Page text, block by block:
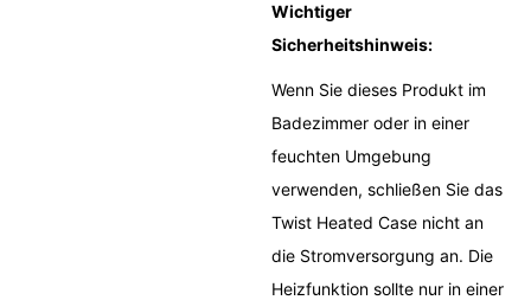
Wichtiger
Sicherheitshinweis:
Wenn Sie dieses Produkt im
Badezimmer oder in einer
feuchten Umgebung
verwenden, schließen Sie das
Twist Heated Case nicht an
die Stromversorgung an. Die
Heizfunktion sollte nur in einer